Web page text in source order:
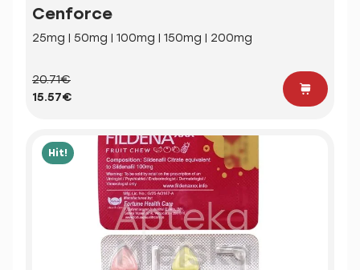
Cenforce
25mg | 50mg | 100mg | 150mg | 200mg
20.71€
15.57€
Hit!